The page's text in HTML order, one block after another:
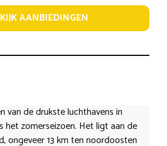
AANBIEDINGEN
van de drukste luchthavens in
het zomerseizoen. Het ligt aan de
ongeveer 13 km ten noordoosten